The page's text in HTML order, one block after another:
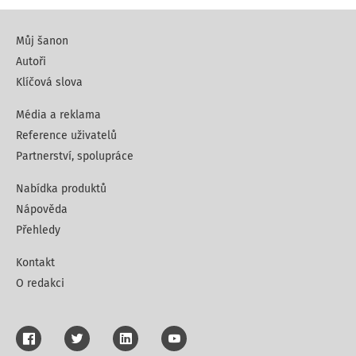
Můj šanon
Autoři
Klíčová slova
Média a reklama
Reference uživatelů
Partnerství, spolupráce
Nabídka produktů
Nápověda
Přehledy
Kontakt
O redakci